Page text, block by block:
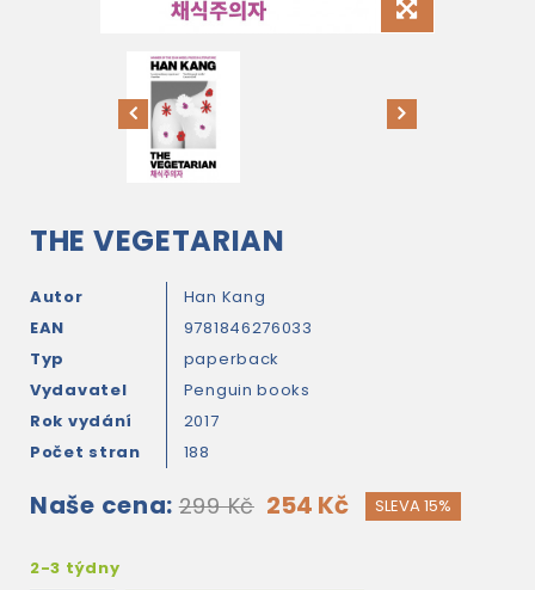
THE VEGETARIAN
Autor
Han Kang
EAN
9781846276033
Typ
paperback
Vydavatel
Penguin books
Rok vydání
2017
Počet stran
188
Naše cena: 299 Kč 254 Kč SLEVA 15%
2-3 týdny